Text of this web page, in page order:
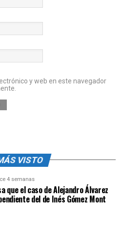
y web en este navegador
VISTO
4 semanas
que el caso de Alejandro Álvarez
del de Inés Gómez Mont